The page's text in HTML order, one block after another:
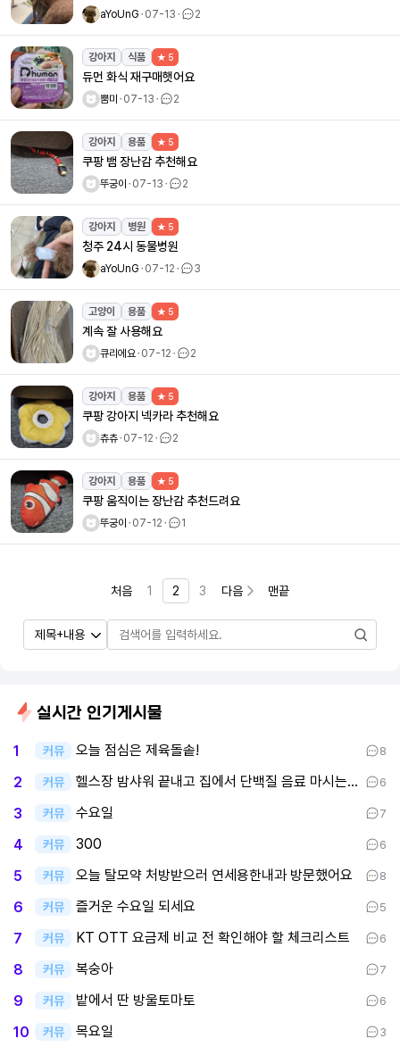
aYoUnGㆍ07-13ㆍ 2
강아지 식품 ★ 5
듀먼 화식 재구매햇어요
뿜미ㆍ07-13ㆍ 2
강아지 용품 ★ 5
쿠팡 뱀 장난감 추천해요
뚜궁이ㆍ07-13ㆍ 2
강아지 병원 ★ 5
청주 24시 동물병원
aYoUnGㆍ07-12ㆍ 3
고양이 용품 ★ 5
계속 잘 사용해요
큐리에요ㆍ07-12ㆍ 2
강아지 용품 ★ 5
쿠팡 강아지 넥카라 추천해요
츄츄ㆍ07-12ㆍ 2
강아지 용품 ★ 5
쿠팡 움직이는 장난감 추천드려요
뚜궁이ㆍ07-12ㆍ 1
처음 1 2 3 다음 맨끝
실시간 인기게시물
1 커뮤 오늘 점심은 제육돌솥! 8
2 커뮤 헬스장 밤샤워 끝내고 집에서 단백질 음료 마시는 중이요 6
3 커뮤 수요일 7
4 커뮤 300 6
5 커뮤 오늘 탈모약 처방받으러 연세용한내과 방문했어요 8
6 커뮤 즐거운 수요일 되세요 5
7 커뮤 KT OTT 요금제 비교 전 확인해야 할 체크리스트 6
8 커뮤 복숭아 7
9 커뮤 밭에서 딴 방울토마토 6
10 커뮤 목요일 3